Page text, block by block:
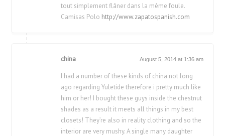
tout simplement flâner dans la même foule.
Camisas Polo http://www.zapatospanish.com
china August 5, 2014 at 1:36 am
I had a number of these kinds of china not long
ago regarding Yuletide therefore i pretty much like
him or her! I bought these guys inside the chestnut
shades as a result it meets all things in my best
closets! They’re also in reality clothing and so the
interior are very mushy. A single many daughter